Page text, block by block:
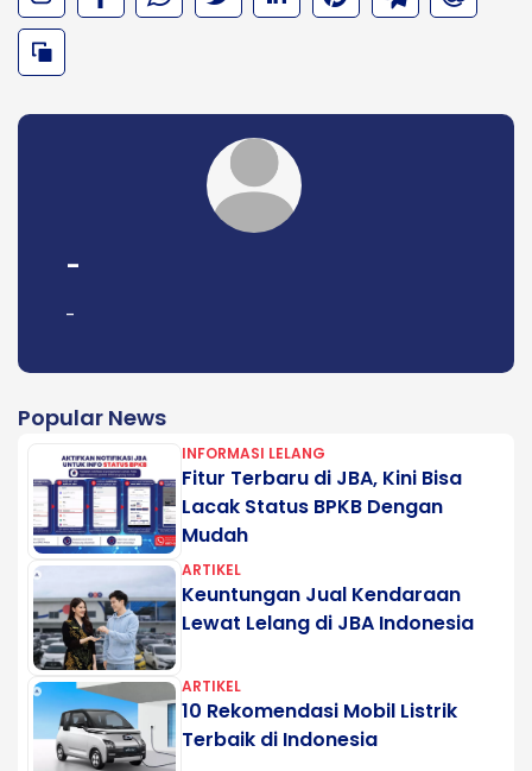
-
-
Popular News
INFORMASI LELANG
Fitur Terbaru di JBA, Kini Bisa
Lacak Status BPKB Dengan
Mudah
ARTIKEL
Keuntungan Jual Kendaraan
Lewat Lelang di JBA Indonesia
ARTIKEL
10 Rekomendasi Mobil Listrik
Terbaik di Indonesia